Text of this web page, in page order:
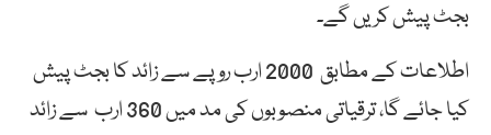
بجٹ پیش کریں گے۔
اطلاعات کے مطابق 2000 ارب روپے سے زائد کا بجٹ پیش
کیا جائے گا، ترقیاتی منصوبوں کی مد میں 360 ارب سے زائد